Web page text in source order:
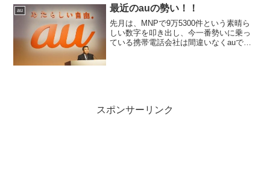
が出来ます。auスマートバリューの条件
は、auのス...
au 最近のauの勢い！！
先月は、MNPで9万5300件という素晴ら
しい数字を叩き出し、今一番勢いに乗っ
ている携帯電話会社は間違いなくauです
スポンサーリンク